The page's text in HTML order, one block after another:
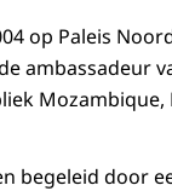
op Paleis
ambassadeur
Mozambique,
begeleid door